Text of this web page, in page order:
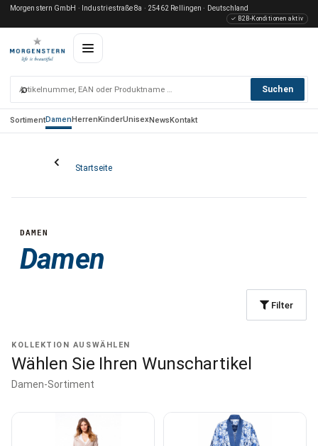
Morgenstern GmbH · Industriestraße 8a · 25462 Rellingen · Deutschland
✓ B2B-Konditionen aktiv
⌕ Suchen
SortimentDamenHerrenKinderUnisexNewsKontakt
Startseite
DAMEN
Damen
Filter
KOLLEKTION AUSWÄHLEN
Wählen Sie Ihren Wunschartikel
Damen-Sortiment